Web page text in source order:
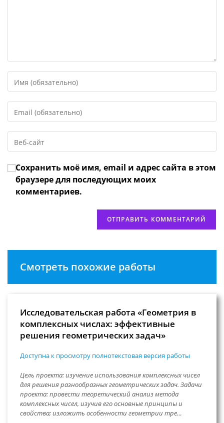
свое
или
имя
чтобы
прокомментировать
свой
адрес,
чтобы
URL
веб-
сайта
(необязательно)
Сохранить моё имя, email и адрес сайта в этом
браузере для последующих моих
комментариев.
Смотреть похожие работы
Исследовательская работа «Геометрия в
комплексных числах: эффективные
решения геометрических задач»
Доступна к просмотру полнотекстовая версия работы
Цель проекта: изучение использования комплексных чисел
для решения разнообразных геометрических задач. Задачи
проекта: провести теоретический анализ метода
комплексных чисел, изучив его основные принципы и
свойства; изложить особенности геометрии тре…